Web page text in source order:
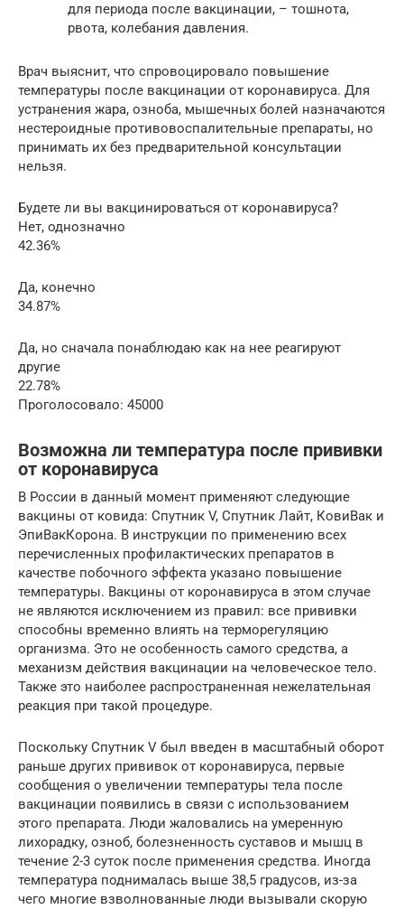
для периода после вакцинации, – тошнота,
рвота, колебания давления.
Врач выяснит, что спровоцировало повышение
температуры после вакцинации от коронавируса. Для
устранения жара, озноба, мышечных болей назначаются
нестероидные противовоспалительные препараты, но
принимать их без предварительной консультации
нельзя.
Будете ли вы вакцинироваться от коронавируса?
Нет, однозначно
42.36%
Да, конечно
34.87%
Да, но сначала понаблюдаю как на нее реагируют
другие
22.78%
Проголосовало: 45000
Возможна ли температура после прививки
от коронавируса
В России в данный момент применяют следующие
вакцины от ковида: Спутник V, Спутник Лайт, КовиВак и
ЭпиВакКорона. В инструкции по применению всех
перечисленных профилактических препаратов в
качестве побочного эффекта указано повышение
температуры. Вакцины от коронавируса в этом случае
не являются исключением из правил: все прививки
способны временно влиять на терморегуляцию
организма. Это не особенность самого средства, а
механизм действия вакцинации на человеческое тело.
Также это наиболее распространенная нежелательная
реакция при такой процедуре.
Поскольку Спутник V был введен в масштабный оборот
раньше других прививок от коронавируса, первые
сообщения о увеличении температуры тела после
вакцинации появились в связи с использованием
этого препарата. Люди жаловались на умеренную
лихорадку, озноб, болезненность суставов и мышц в
течение 2-3 суток после применения средства. Иногда
температура поднималась выше 38,5 градусов, из-за
чего многие взволнованные люди вызывали скорую